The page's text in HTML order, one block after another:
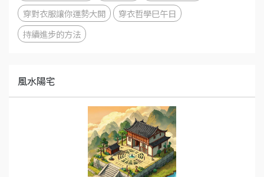
穿對衣服讓你運勢大開
穿衣哲學巳午日
持續進步的方法
風水陽宅